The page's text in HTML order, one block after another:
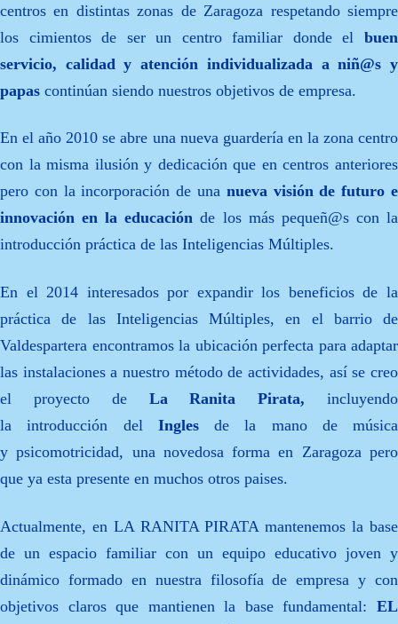
centros en distintas zonas de Zaragoza respetando siempre
los cimientos de ser un centro familiar donde el buen
servicio, calidad y atención individualizada a niñ@s y
papas continúan siendo nuestros objetivos de empresa.
En el año 2010 se abre una nueva guardería en la zona centro
con la misma ilusión y dedicación que en centros anteriores
pero con la incorporación de una nueva visión de futuro e
innovación en la educación de los más pequeñ@s con la
introducción práctica de las Inteligencias Múltiples.
En el 2014 interesados por expandir los beneficios de la
práctica de las Inteligencias Múltiples, en el barrio de
Valdespartera encontramos la ubicación perfecta para adaptar
las instalaciones a nuestro método de actividades, así se creo
el proyecto de La Ranita Pirata, incluyendo
la introducción del Inglesde la mano de música
y psicomotricidad, una novedosa forma en Zaragoza pero
que ya esta presente en muchos otros paises.
Actualmente, en LA RANITA PIRATA mantenemos la base
de un espacio familiar con un equipo educativo joven y
dinámico formado en nuestra filosofía de empresa y con
objetivos claros que mantienen la base fundamental: EL